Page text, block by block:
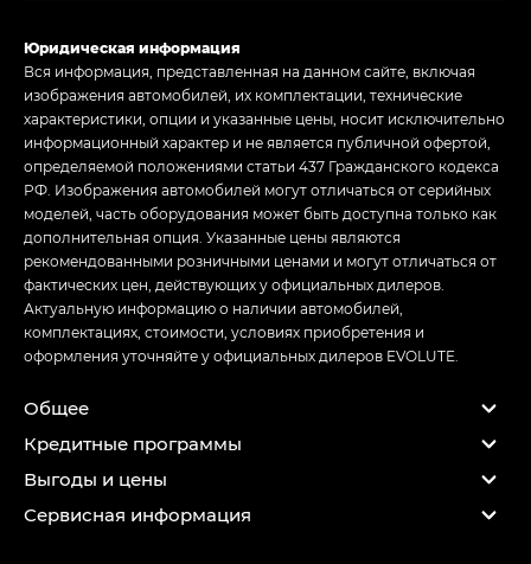
Юридическая информация
Вся информация, представленная на данном сайте, включая
изображения автомобилей, их комплектации, технические
характеристики, опции и указанные цены, носит исключительно
информационный характер и не является публичной офертой,
определяемой положениями статьи 437 Гражданского кодекса
РФ. Изображения автомобилей могут отличаться от серийных
моделей, часть оборудования может быть доступна только как
дополнительная опция. Указанные цены являются
рекомендованными розничными ценами и могут отличаться от
фактических цен, действующих у официальных дилеров.
Актуальную информацию о наличии автомобилей,
комплектациях, стоимости, условиях приобретения и
оформления уточняйте у официальных дилеров EVOLUTE.
Общее
Кредитные программы
Выгоды и цены
Сервисная информация